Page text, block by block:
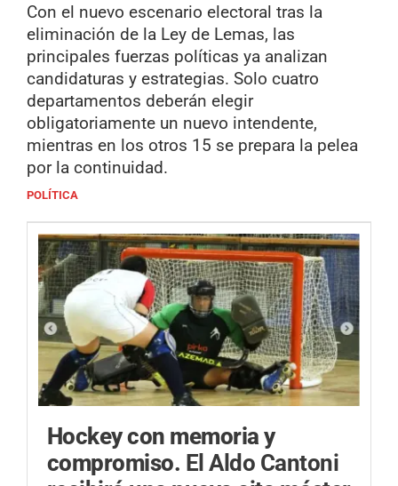
Con el nuevo escenario electoral tras la
eliminación de la Ley de Lemas, las
principales fuerzas políticas ya analizan
candidaturas y estrategias. Solo cuatro
departamentos deberán elegir
obligatoriamente un nuevo intendente,
mientras en los otros 15 se prepara la pelea
por la continuidad.
POLÍTICA
Hockey con memoria y
compromiso. El Aldo Cantoni